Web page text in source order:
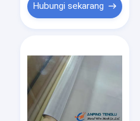
Hubungi sekarang